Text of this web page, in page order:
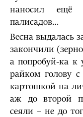
наносил ещё
палисадов…
Весна выдалась
закончили
а попробуй-ка к
райком голову
картошкой на
аж до второй
сеяли – не до